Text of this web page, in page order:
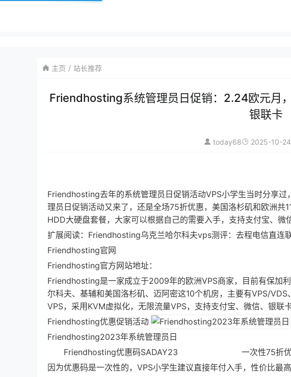
主页 站长推荐
Friendhosting系统管理员日促销：2.24欧元月
银联卡
today68 2025-10-24
Friendhosting去年的系统管理员日促销活动VPS小学生当时分享
理员日促销活动又来了，还是全场75折优惠，美国洛杉矶和欧洲共
HDD大硬盘套餐，大家可以根据自己的需要入手，支持支付宝、微
扩展阅读：Friendhosting乌克兰哈尔科夫vps测评：去程电信直连
Friendhosting官网
Friendhosting官方网站地址：
Friendhosting是一家成立于2009年的欧洲VPS商家，目前有保加
尔科夫、基辅和美国洛杉矶、迈阿密这10个机房，主要有VPS/
VPS，采用KVM虚拟化，无限流量VPS，支持支付宝、微信、银联
Friendhosting优惠促销活动
Friendhosting2023年系统管理员日
Friendhosting优惠码SADAY23 一次性75折优惠
因为优惠码是一次性的，VPS小学生建议直接年付入手，性价比最高